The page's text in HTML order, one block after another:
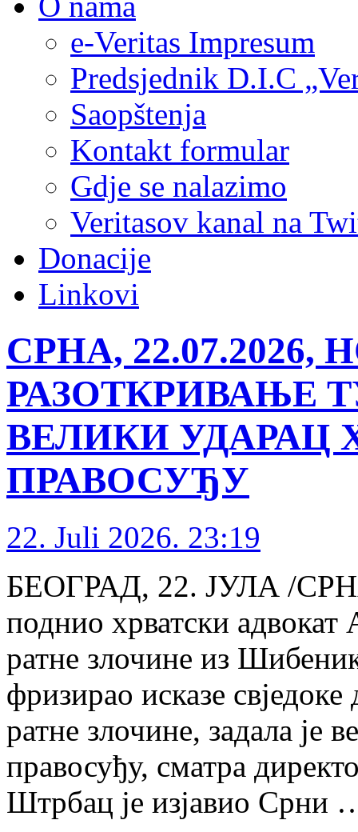
e-Veritas Impresum
Predsjednik D.I.C
Saopštenja
Kontakt formular
Gdje se nalazimo
Veritasov kanal na
Donacije
Linkovi
СРНА,
РАЗОТКРИВАЊЕ
ВЕЛИКИ УДАРАЦ
ПРАВОСУЂУ
22. Juli 2026. 23:19
БЕОГРАД, 22. ЈУЛА /
поднио хрватски
ратне злочине из
фризирао исказе
ратне злочине, задала је
правосуђу, сматра
Штрбац је изјавио Срни